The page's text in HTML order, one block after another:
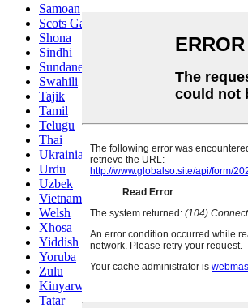
Samoan
Scots Gaelic
Shona
Sindhi
Sundanese
Swahili
Tajik
Tamil
Telugu
Thai
Ukrainian
Urdu
Uzbek
Vietnamese
Welsh
Xhosa
Yiddish
Yoruba
Zulu
Kinyarwanda
Tatar